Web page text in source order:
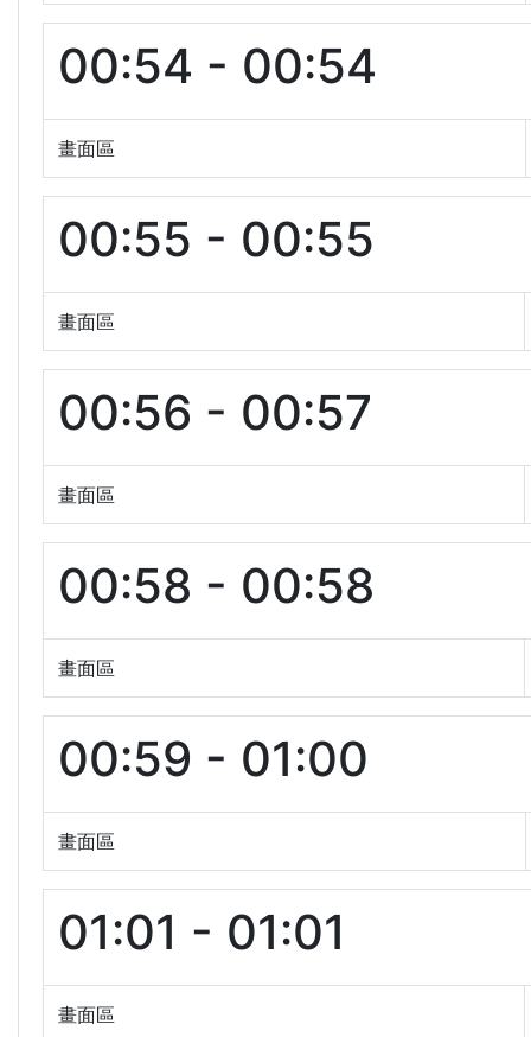
00:54 - 00:54
畫面區
00:55 - 00:55
畫面區
00:56 - 00:57
畫面區
00:58 - 00:58
畫面區
00:59 - 01:00
畫面區
01:01 - 01:01
畫面區